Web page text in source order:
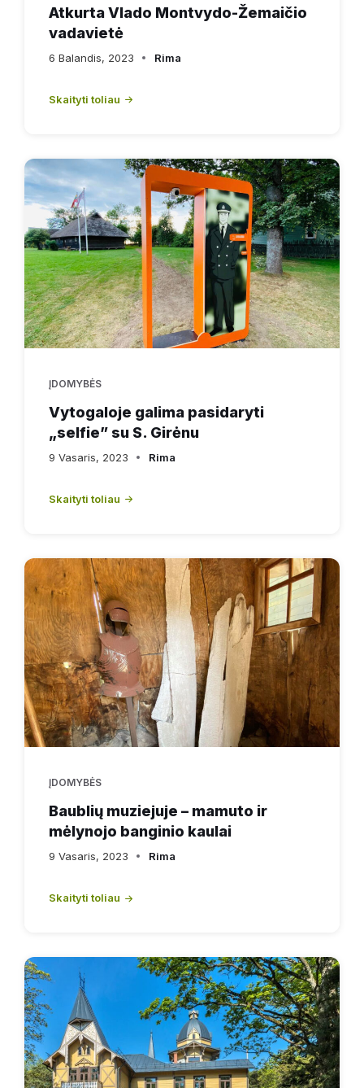
Atkurta Vlado Montvydo-Žemaičio
vadavietė
6 Balandis, 2023 Rima
Skaityti toliau
ĮDOMYBĖS
Vytogaloje galima pasidaryti
„selfie” su S. Girėnu
9 Vasaris, 2023 Rima
Skaityti toliau
ĮDOMYBĖS
Baublių muziejuje – mamuto ir
mėlynojo banginio kaulai
9 Vasaris, 2023 Rima
Skaityti toliau